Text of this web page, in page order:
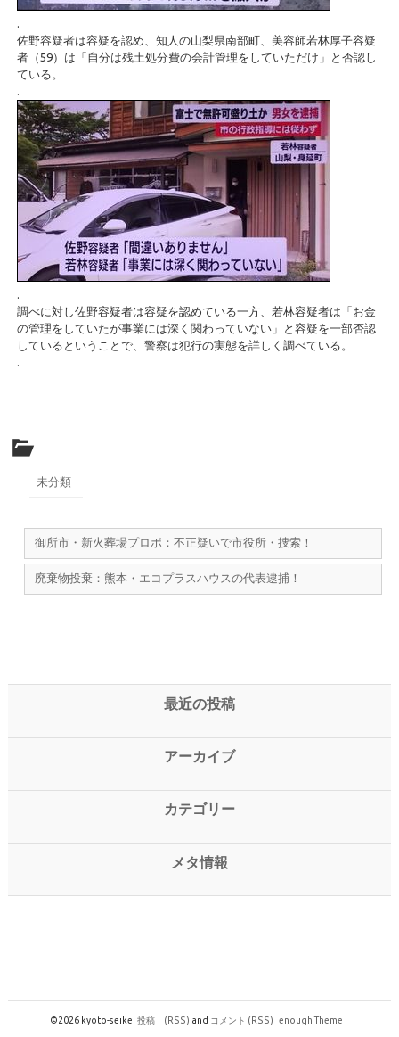
.
佐野容疑者は容疑を認め、知人の山梨県南部町、美容師若林厚子容疑
者（59）は「自分は残土処分費の会計管理をしていただけ」と否認し
ている。
.
.
調べに対し佐野容疑者は容疑を認めている一方、若林容疑者は「お金
の管理をしていたが事業には深く関わっていない」と容疑を一部否認
しているということで、警察は犯行の実態を詳しく調べている。
.
未分類
御所市・新火葬場プロポ：不正疑いで市役所・捜索！
廃棄物投棄：熊本・エコプラスハウスの代表逮捕！
最近の投稿
アーカイブ
カテゴリー
メタ情報
©2026 kyoto-seikei投稿 (RSS) and コメント (RSS) enough Theme